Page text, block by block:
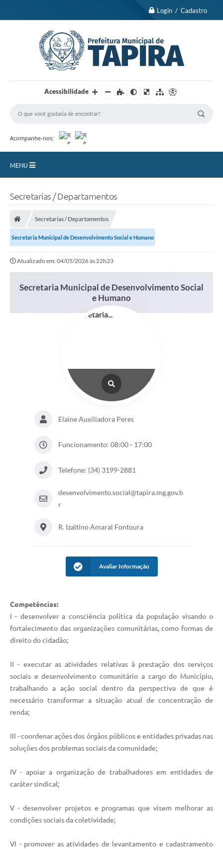
Login / Cadastro
Acessibilidade
Acompanhe-nos:
MENU
Portal Leis Municipais
Editais
RH Meu Holerite
Mananciais Tapirenses
Secretarias / Departamentos
Secretarias / Departamentos
Secretaria Municipal de Desenvolvimento Social e Humano
Atualizado em: 04/05/2026 às 22h23
Secretaria Municipal de Desenvolvimento Social
e Humano
Elaine Auxiliadora Peres
Funcionamento: 08:00 - 17:00
Telefone: (34) 3199-2881
desenvolvimento.social@tapira.mg.gov.b
r
R. Izaltino Amaral Fontoura
Avaliar Informação
Competências:
I - desenvolver a consciência política da população visando o
fortalecimento das organizações comunitárias, como formas de
direito do cidadão;
II - executar as atividades relativas à prestação dos serviços
sociais e desenvolvimento comunitário a cargo do Município,
trabalhando a ação social dentro da perspectiva de que é
necessário transformar a situação atual de concentração de
renda;
III - coordenar ações dos órgãos públicos e entidades privadas nas
soluções dos problemas sociais da comunidade;
IV - apoiar a organização de trabalhadores em entidades de
caráter sindical;
V - desenvolver projetos e programas que visem melhorar as
condições sociais da coletividade;
VI - promover as atividades de levantamento e cadastramento